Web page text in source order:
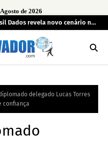
de 2026
Dados revela novo cenário na
delegado Lucas Torres
confiança